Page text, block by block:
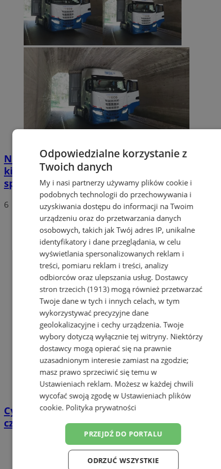
Nietypowa akcja w Zabrzu. Turecki
kierowca ciężarówki nie mógł wydostać się
spod wiaduktów
6
Cyfrowy przegląd przedtrasowy: co mówią
czujniki TPMS i diagnostyka pokładowa?
Odpowiedzialne korzystanie z
Twoich danych
My i nasi partnerzy używamy plików cookie i
podobnych technologii do przechowywania i
uzyskiwania dostępu do informacji na Twoim
urządzeniu oraz do przetwarzania danych
osobowych, takich jak Twój adres IP, unikalne
identyfikatory i dane przeglądania, w celu
wyświetlania spersonalizowanych reklam i
treści, pomiaru reklam i treści, analizy
odbiorców oraz ulepszania usług. Dostawcy
stron trzecich (1913)mogą również przetwarzać
Twoje dane w tych i innych celach, w tym
wykorzystywać precyzyjne dane
geolokalizacyjne i cechy urządzenia. Twoje
wybory dotyczą wyłącznie tej witryny. Niektórzy
dostawcy mogą opierać się na prawnie
uzasadnionym interesie zamiast na zgodzie;
masz prawo sprzeciwić się temu w
Ustawieniach reklam. Możesz w każdej chwili
wycofać swoją zgodę w Ustawieniach plików
cookie. Polityka prywatności
PRZEJDŹ DO PORTALU
ODRZUĆ WSZYSTKIE